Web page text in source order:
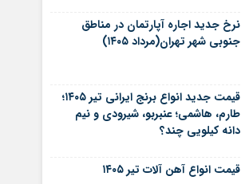
نرخ جدید اجاره آپارتمان در مناطق
جنوبی شهر تهران(مرداد ۱۴۰۵)
قیمت جدید انواع برنج ایرانی تیر ۱۴۰۵؛
طارم، هاشمی؛ عنبربو، شیرودی و نیم
دانه کیلویی چند؟
قیمت انواع آهن آلات تیر ۱۴۰۵